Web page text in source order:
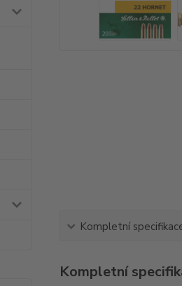
Kompletní
Kompletní